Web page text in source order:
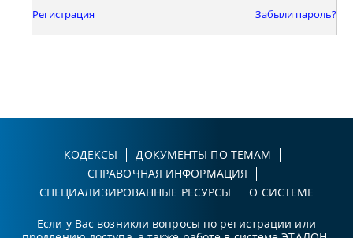
Регистрация Забыли пароль?
КОДЕКСЫ
ДОКУМЕНТЫ ПО ТЕМАМ
СПРАВОЧНАЯ ИНФОРМАЦИЯ
СПЕЦИАЛИЗИРОВАННЫЕ РЕСУРСЫ
О СИСТЕМЕ
Если у Вас возникли вопросы по регистрации или